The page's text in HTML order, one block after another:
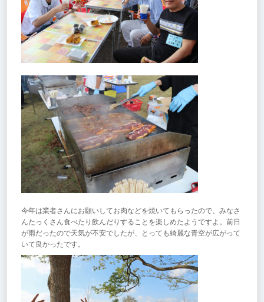
今年は業者さんにお願いしてお肉などを焼いてもらったので、みなさ
んたっくさん食べたり飲んだりすることを楽しめたようですよ。前日
が雨だったので天気が不安でしたが、とっても綺麗な青空が広がって
いて良かったです。